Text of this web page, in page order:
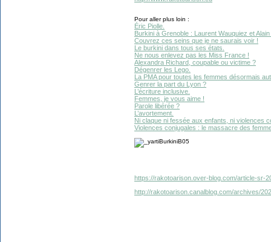
Pour aller plus loin :
Éric Piolle.
Burkini à Grenoble : Laurent Wauquiez et
Couvrez ces seins que je ne saurais voir !
Le burkini dans tous ses états.
Ne nous enlevez pas les Miss France !
Alexandra Richard, coupable ou victime ?
Dégenrer les Lego.
La PMA pour toutes les femmes désormais
Genrer la part du Lyon ?
L’écriture inclusive.
Femmes, je vous aime !
Parole libérée ?
L’avortement.
Ni claque ni fessée aux enfants, ni violences
Violences conjugales : le massacre des
https://rakotoarison.over-blog.com/article-sr-
http://rakotoarison.canalblog.com/archives/